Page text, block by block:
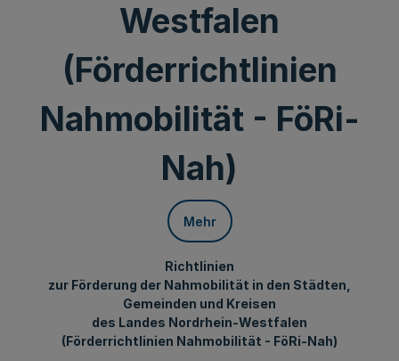
Westfalen
(Förderrichtlinien
Nahmobilität - FöRi-
Nah)
Mehr
Richtlinien
zur Förderung der Nahmobilität in den Städten,
Gemeinden und Kreisen
des Landes Nordrhein-Westfalen
(Förderrichtlinien Nahmobilität - FöRi-Nah)